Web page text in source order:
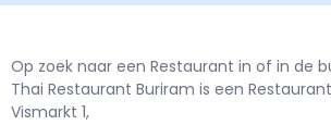
Op zoek naar een Restaurant in of in de
Thai Restaurant Buriram is een
Vismarkt 1,